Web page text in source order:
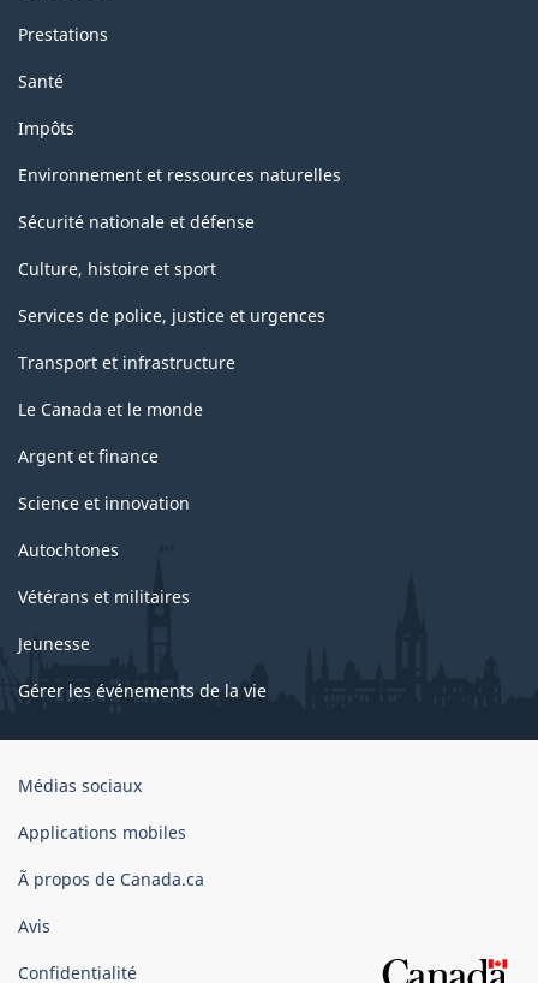
Prestations
Santé
Impôts
Environnement et ressources naturelles
Sécurité nationale et défense
Culture, histoire et sport
Services de police, justice et urgences
Transport et infrastructure
Le Canada et le monde
Argent et finance
Science et innovation
Autochtones
Vétérans et militaires
Jeunesse
Gérer les événements de la vie
Organisation
gouvernement
Canada
Médias sociaux
Applications mobiles
Ã propos de Canada.ca
Avis
Confidentialité